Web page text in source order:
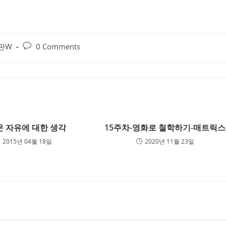
W
Post0 Comments
자유에 대한 생각
2015년 04월 18일
15주차-영화로 철학하기-매트릭스
2020년 11월 23일